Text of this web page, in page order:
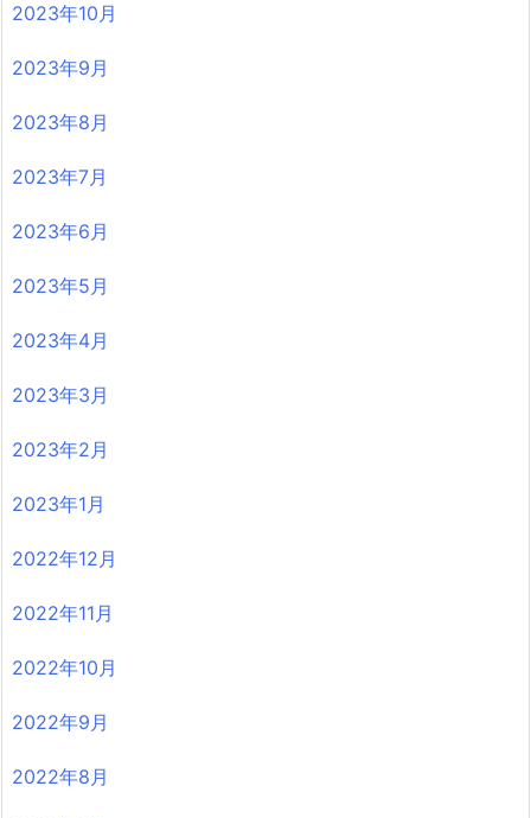
2023年10月
2023年9月
2023年8月
2023年7月
2023年6月
2023年5月
2023年4月
2023年3月
2023年2月
2023年1月
2022年12月
2022年11月
2022年10月
2022年9月
2022年8月